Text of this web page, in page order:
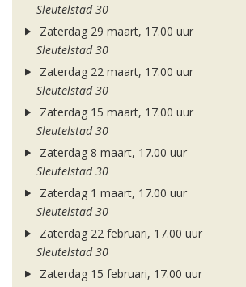
Sleutelstad 30
Zaterdag 29 maart, 17.00 uur
Sleutelstad 30
Zaterdag 22 maart, 17.00 uur
Sleutelstad 30
Zaterdag 15 maart, 17.00 uur
Sleutelstad 30
Zaterdag 8 maart, 17.00 uur
Sleutelstad 30
Zaterdag 1 maart, 17.00 uur
Sleutelstad 30
Zaterdag 22 februari, 17.00 uur
Sleutelstad 30
Zaterdag 15 februari, 17.00 uur